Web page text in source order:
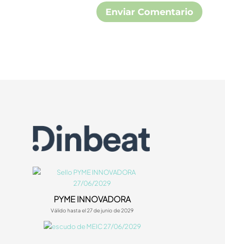
PYME INNOVADORA
Válido hasta el 27 de junio de 2029